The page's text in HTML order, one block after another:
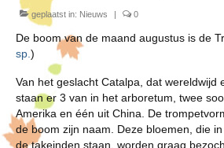
geplaatst in: Nieuws | 0
De boom van de maand augustus is de
sp. )
Van het geslacht Catalpa, dat wereldwijd
staan er 3 van in het arboretum, twee
Amerika en één uit China. De
de boom zijn naam. Deze bloemen, die
de takeinden staan, worden graag